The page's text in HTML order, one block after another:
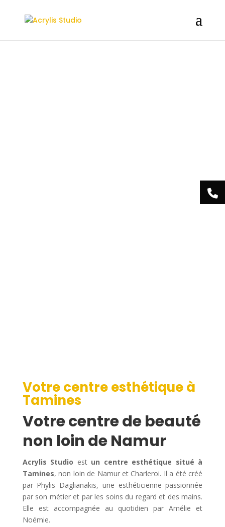
infection. * However, the dangerous code has been removed, and
Votre centre esthétique à
Tamines
Votre centre de beauté
non loin de Namur
Acrylis Studio est un centre esthétique situé à
Tamines, non loin de Namur et Charleroi. Il a été créé
par Phylis Daglianakis, une esthéticienne passionnée
par son métier et par les soins du regard et des mains.
Elle est accompagnée au quotidien par Amélie et
Noémie.